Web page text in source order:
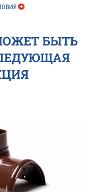
БЫТЬ